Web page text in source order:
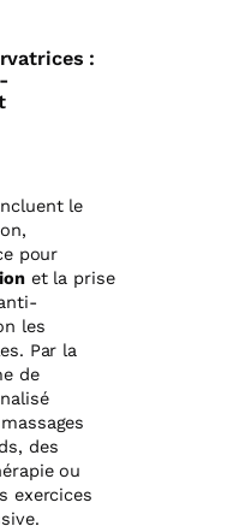
:
le
pour
et la prise
les
Par la
de
des
ou
exercices